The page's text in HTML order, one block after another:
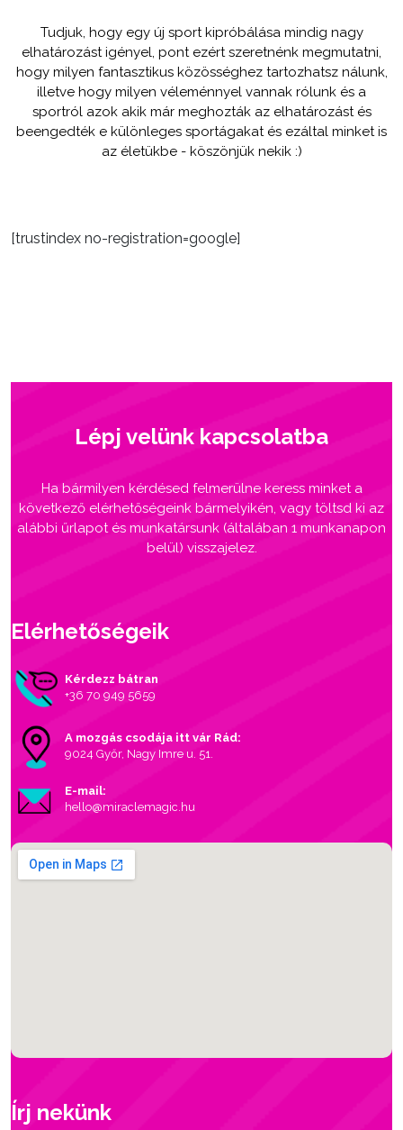
Tudjuk, hogy egy új sport kipróbálása mindig nagy
elhatározást igényel, pont ezért szeretnénk megmutatni,
hogy milyen fantasztikus közösséghez tartozhatsz nálunk,
illetve hogy milyen véleménnyel vannak rólunk és a
sportról azok akik már meghozták az elhatározást és
beengedték e különleges sportágakat és ezáltal minket is
az életükbe - köszönjük nekik :)
[trustindex no-registration=google]
Lépj velünk kapcsolatba
Ha bármilyen kérdésed felmerülne keress minket a
következő elérhetőségeink bármelyikén, vagy töltsd ki az
alábbi űrlapot és munkatársunk (általában 1 munkanapon
belül) visszajelez.
Elérhetőségeik
Kérdezz bátran
+36 70 949 5659
A mozgás csodája itt vár Rád:
9024 Győr, Nagy Imre u. 51.
E-mail:
hello@miraclemagic.hu
Írj nekünk